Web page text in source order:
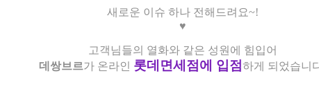
새로운 이슈 하나 전해드려요~!
♥
고객님들의 열화와 같은 성원에 힘입어
데쌍브르가 온라인 롯데면세점에 입점 하게 되었습니